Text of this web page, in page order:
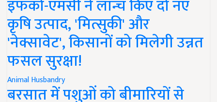
इफको-एमसी ने लॉन्च किए दो नए
कृषि उत्पाद, 'मित्सुकी' और
'नेक्सावेट', किसानों को मिलेगी उन्नत
फसल सुरक्षा!
Animal Husbandry
बरसात में पशुओं को बीमारियों से